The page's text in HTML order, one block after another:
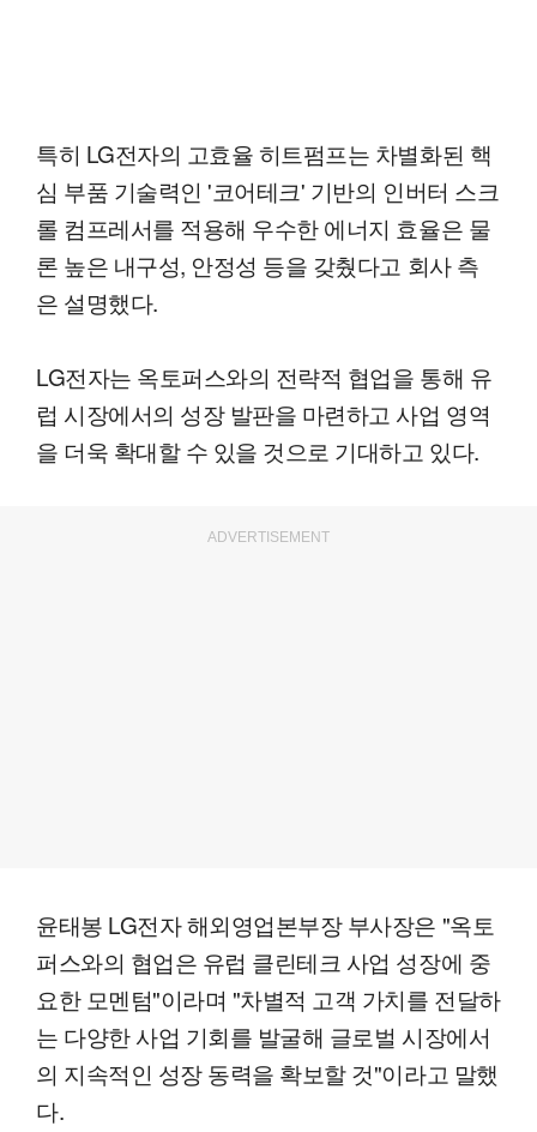
특히 LG전자의 고효율 히트펌프는 차별화된 핵
심 부품 기술력인 '코어테크' 기반의 인버터 스크
롤 컴프레서를 적용해 우수한 에너지 효율은 물
론 높은 내구성, 안정성 등을 갖췄다고 회사 측
은 설명했다.
LG전자는 옥토퍼스와의 전략적 협업을 통해 유
럽 시장에서의 성장 발판을 마련하고 사업 영역
을 더욱 확대할 수 있을 것으로 기대하고 있다.
ADVERTISEMENT
윤태봉 LG전자 해외영업본부장 부사장은 "옥토
퍼스와의 협업은 유럽 클린테크 사업 성장에 중
요한 모멘텀"이라며 "차별적 고객 가치를 전달하
는 다양한 사업 기회를 발굴해 글로벌 시장에서
의 지속적인 성장 동력을 확보할 것"이라고 말했
다.